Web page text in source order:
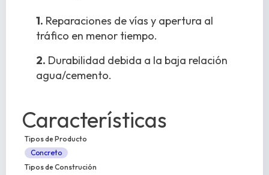
1. Reparaciones de vías y apertura al
tráfico en menor tiempo.
2. Durabilidad debida a la baja relación
agua/cemento.
Características
Tipos de Producto
Concreto
Tipos de Construción